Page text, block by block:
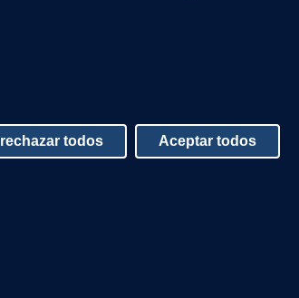
rechazar todos Aceptar todos